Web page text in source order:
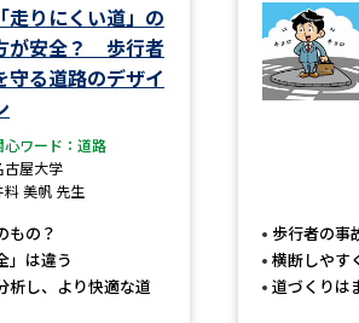
大学・短大以外の
専門学校の資料請求
大学入学共通テスト「
大学入学共通テスト「
高等学校（情報）教員
「走りにくい道」の
が安全？ 歩行者
守る道路のデザイ
心ワード：道路
古屋大学
料 美帆 先生
もの？
」は違う
析し、より快適な道
歩行者の事
横断しやす
道づくりは